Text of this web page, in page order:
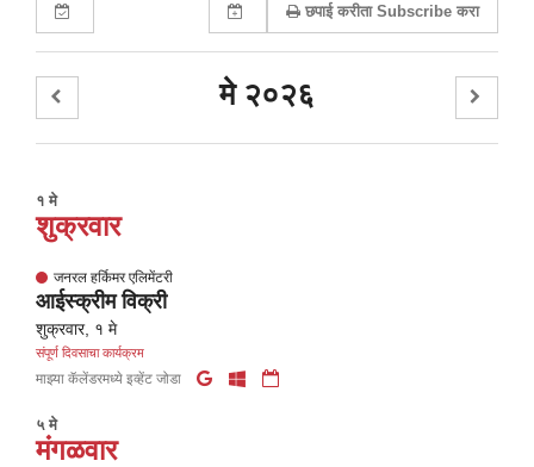
छपाई करीता Subscribe करा
मे २०२६
१ मे
शुक्रवार
जनरल हर्किमर एलिमेंटरी
आईस्क्रीम विक्री
शुक्रवार, १ मे
संपूर्ण दिवसाचा कार्यक्रम
माझ्या कॅलेंडरमध्ये इव्हेंट जोडा
५ मे
मंगळवार